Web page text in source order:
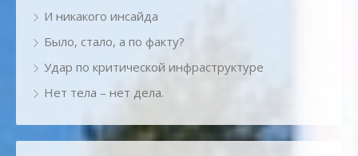
И никакого инсайда
Было, стало, а по факту?
Удар по критической инфраструктуре
Нет тела – нет дела.